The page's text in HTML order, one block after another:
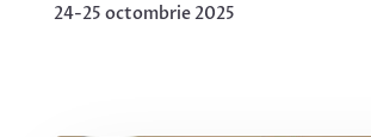
24-25 octombrie 2025